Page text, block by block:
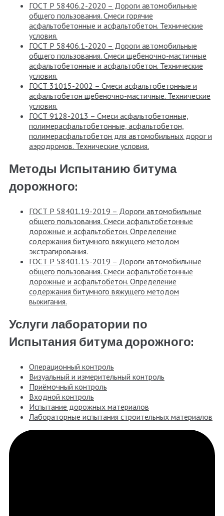
ГОСТ Р 58406.2-2020 – Дороги автомобильные
общего пользования. Смеси горячие
асфальтобетонные и асфальтобетон. Технические
условия.
ГОСТ Р 58406.1-2020 – Дороги автомобильные
общего пользования. Смеси щебеночно-мастичные
асфальтобетонные и асфальтобетон. Технические
условия.
ГОСТ 31015-2002 – Смеси асфальтобетонные и
асфальтобетон щебеночно-мастичные. Технические
условия.
ГОСТ 9128-2013 – Смеси асфальтобетонные,
полимерасфальтобетонные, асфальтобетон,
полимерасфальтобетон для автомобильных дорог и
аэродромов. Технические условия.
Методы Испытанию битума
дорожного:
ГОСТ Р 58401.19-2019 – Дороги автомобильные
общего пользования. Смеси асфальтобетонные
дорожные и асфальтобетон. Определение
содержания битумного вяжущего методом
экстрагирования.
ГОСТ Р 58401.15-2019 – Дороги автомобильные
общего пользования. Смеси асфальтобетонные
дорожные и асфальтобетон. Определение
содержания битумного вяжущего методом
выжигания.
Услуги лаборатории по
Испытания битума дорожного:
Операционный контроль
Визуальный и измерительный контроль
Приёмочный контроль
Входной контроль
Испытание дорожных материалов
Лабораторные испытания строительных материалов